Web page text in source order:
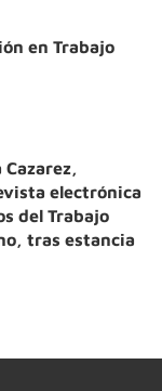
en Trabajo
Cazarez,
electrónica
del Trabajo
tras estancia